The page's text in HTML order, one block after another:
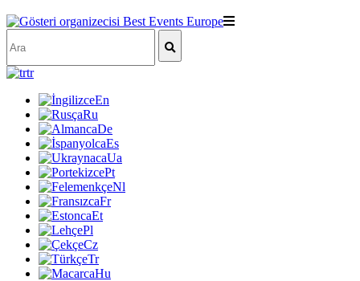
tr
En
Ru
De
Es
Ua
Pt
Nl
Fr
Et
Pl
Cz
Tr
Hu